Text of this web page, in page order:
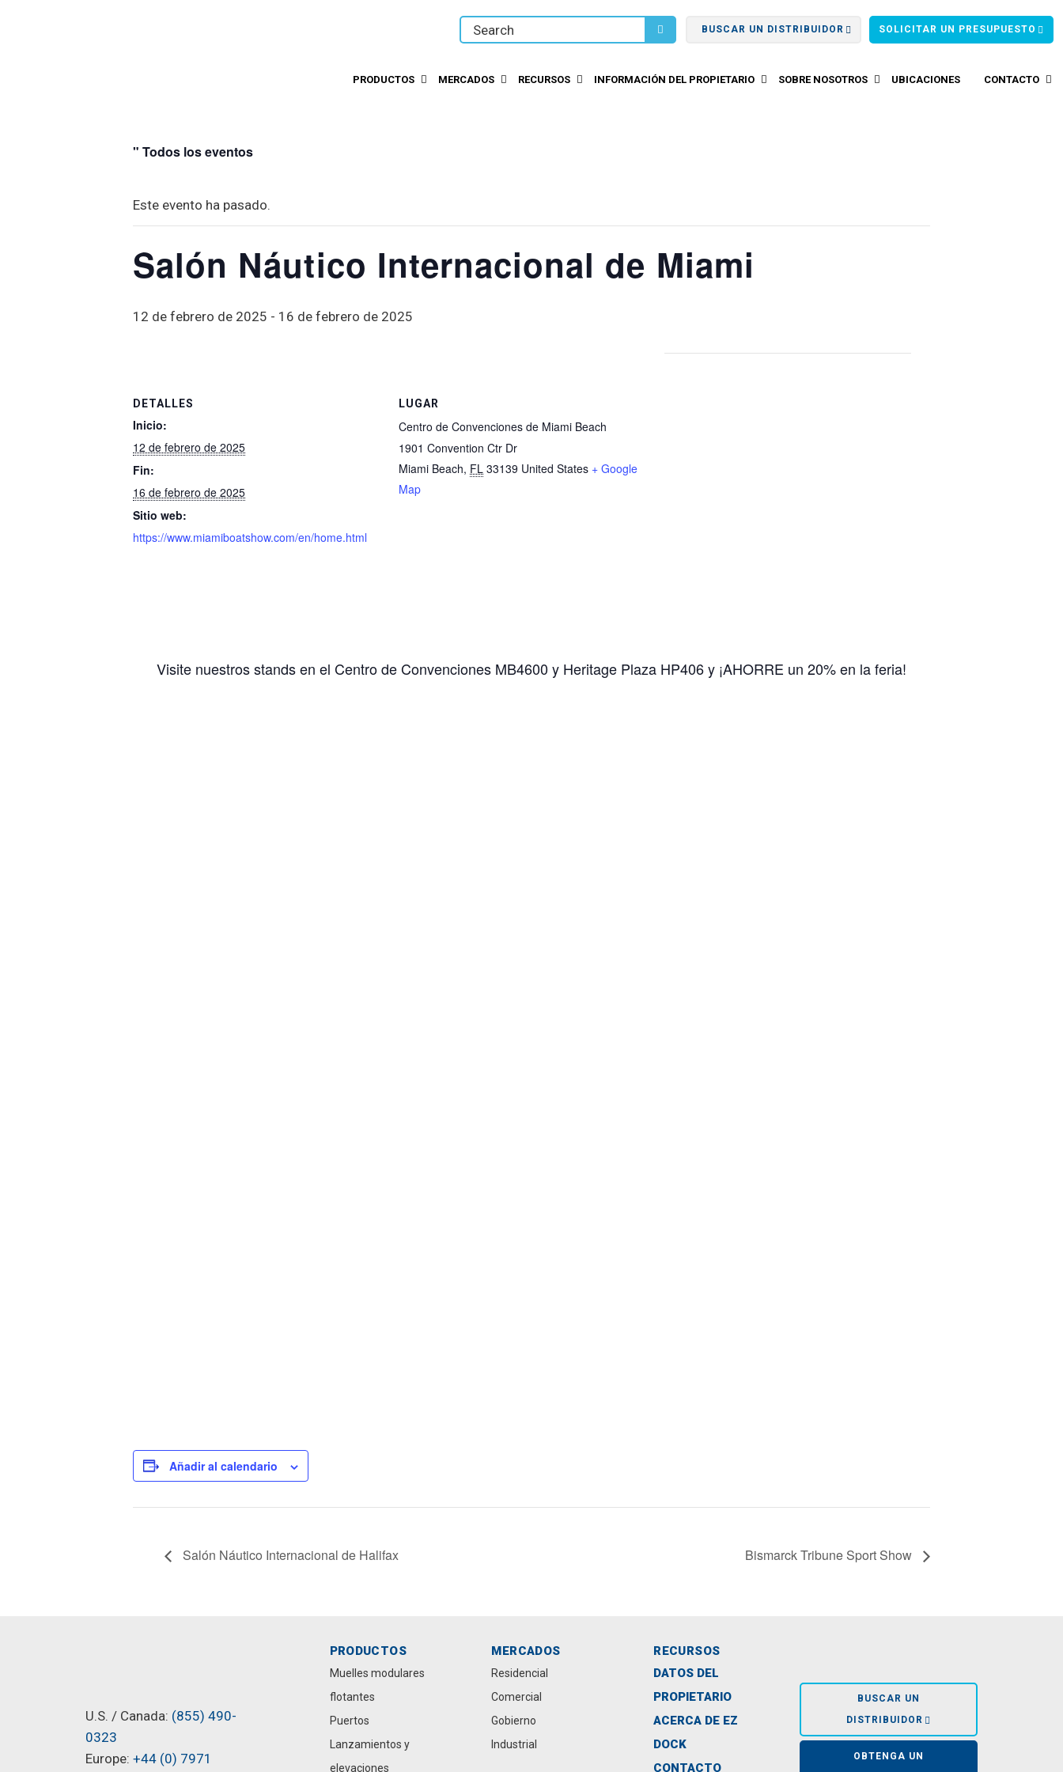
BUSCAR UN DISTRIBUIDOR SOLICITAR UN PRESUPUESTO
PRODUCTOS MERCADOS RECURSOS INFORMACIÓN DEL PROPIETARIO SOBRE NOSOTROS UBICACIONES CONTACTO
" Todos los eventos
Este evento ha pasado.
Salón Náutico Internacional de Miami
12 de febrero de 2025 - 16 de febrero de 2025
Visite nuestros stands en el Centro de Convenciones MB4600 y Heritage Plaza HP406 y ¡AHORRE un 20% en la feria!
Añadir al calendario
DETALLES
Inicio:
12 de febrero de 2025
Fin:
16 de febrero de 2025
Sitio web:
https://www.miamiboatshow.com/en/home.html
LUGAR
Centro de Convenciones de Miami Beach
1901 Convention Ctr Dr
Miami Beach, FL 33139 United States + Google
Map
Salón Náutico Internacional de Halifax Bismarck Tribune Sport Show
U.S. / Canada: (855) 490-
0323
Europe: +44 (0) 7971
PRODUCTOS
Muelles modulares
flotantes
Puertos
Lanzamientos y
elevaciones
MERCADOS
Residencial
Comercial
Gobierno
Industrial
RECURSOS
DATOS DEL
PROPIETARIO
ACERCA DE EZ
DOCK
CONTACTO
BUSCAR UN
DISTRIBUIDOR
OBTENGA UN